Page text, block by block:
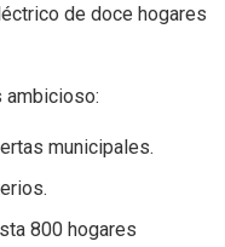
de doce hogares
ambicioso:
municipales.
800 hogares